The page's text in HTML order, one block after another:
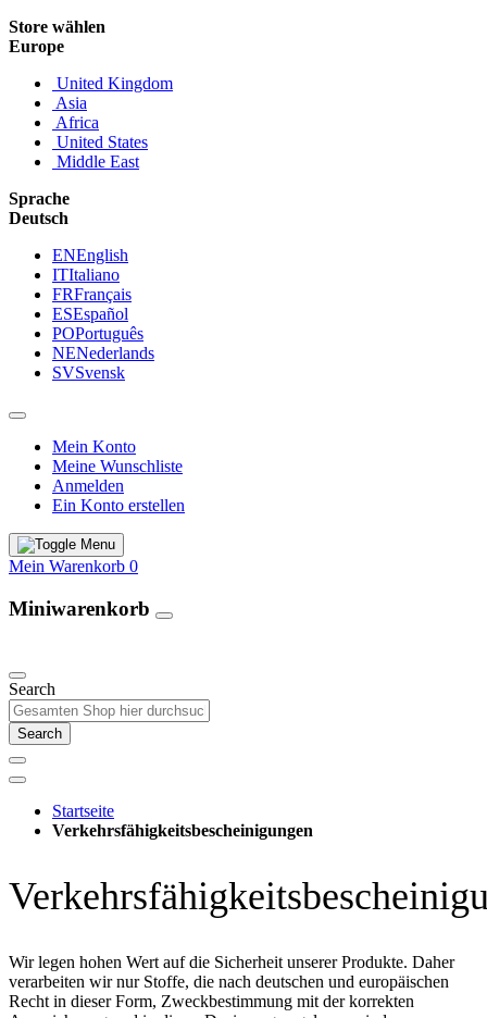
Store wählen
Europe
United Kingdom
Asia
Africa
United States
Middle East
Sprache
Deutsch
ENEnglish
ITItaliano
FRFrançais
ESEspañol
POPortuguês
NENederlands
SVSvensk
Mein Konto
Meine Wunschliste
Anmelden
Ein Konto erstellen
Mein Warenkorb 0
Miniwarenkorb
Search
Search
Startseite
Verkehrsfähigkeitsbescheinigungen
Wir legen hohen Wert auf die Sicherheit unserer Produkte. Daher
verarbeiten wir nur Stoffe, die nach deutschen und europäischen
Recht in dieser Form, Zweckbestimmung mit der korrekten